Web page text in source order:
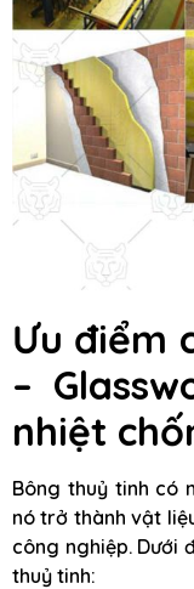
Ưu điểm
–
nhiệt
Bông thuỷ tinh có
nó trở thành vật
công nghiệp. Dưới
thuỷ tinh: